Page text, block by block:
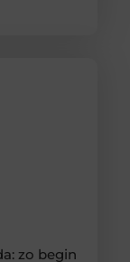
zo begin